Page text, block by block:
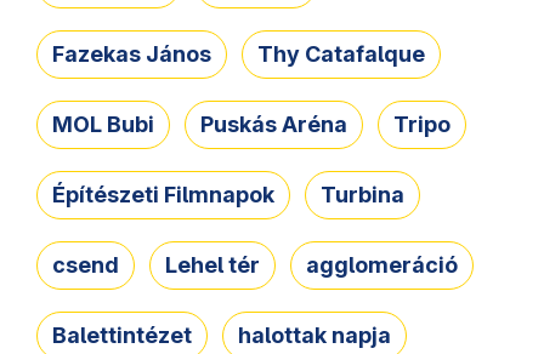
Fazekas János Thy Catafalque
MOL Bubi Puskás Aréna Tripo
Építészeti Filmnapok Turbina
csend Lehel tér agglomeráció
Balettintézet halottak napja